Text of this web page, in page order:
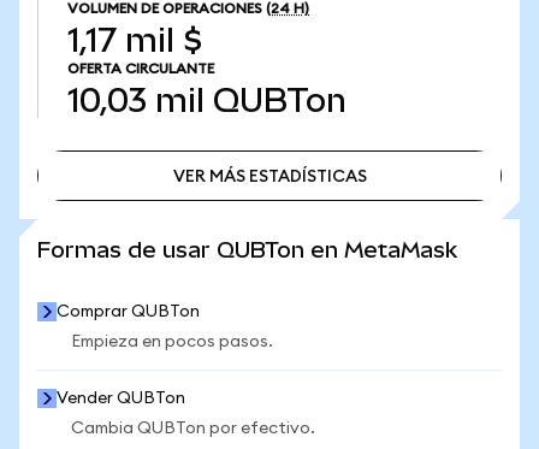
VOLUMEN DE OPERACIONES (24 H)
1,17 mil $
OFERTA CIRCULANTE
10,03 mil QUBTon
VER MÁS ESTADÍSTICAS
Formas de usar QUBTon en MetaMask
Comprar QUBTon
Empieza en pocos pasos.
Vender QUBTon
Cambia QUBTon por efectivo.